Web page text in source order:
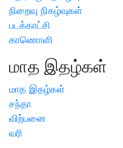
நிறைவு நிகழ்வுகள்
படக்காட்சி
காணொளி
மாத இதழ்கள்
மாத இதழ்கள்
சந்தா
விற்பனை
வரி